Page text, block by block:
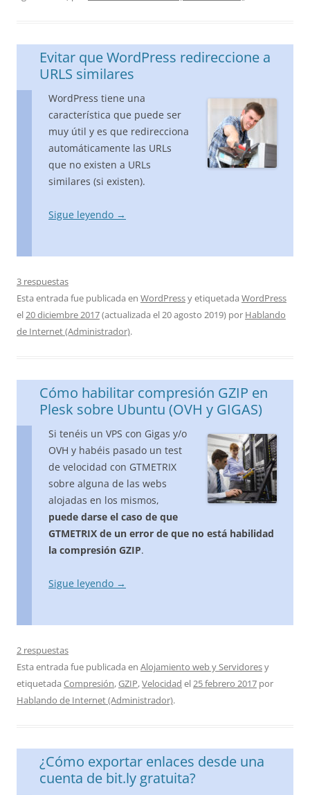
Evitar que WordPress redireccione a
URLS similares
WordPress tiene una
característica que puede ser
muy útil y es que redirecciona
automáticamente las URLs
que no existen a URLs
similares (si existen).
Sigue leyendo →
3 respuestas
Esta entrada fue publicada en WordPressy etiquetada WordPress
el20 diciembre 2017(actualizada el20 agosto 2019) por Hablando
de Internet (Administrador).
Cómo habilitar compresión GZIP en
Plesk sobre Ubuntu (OVH y GIGAS)
Si tenéis un VPS con Gigas y/o
OVH y habéis pasado un test
de velocidad con GTMETRIX
sobre alguna de las webs
alojadas en los mismos,
puede darse el caso de que
GTMETRIX de un error de que no está habilidad
la compresión GZIP.
Sigue leyendo →
2 respuestas
Esta entrada fue publicada en Alojamiento web y Servidoresy
etiquetada Compresión,GZIP,Velocidad el25 febrero 2017 por
Hablando de Internet (Administrador).
¿Cómo exportar enlaces desde una
cuenta de bit.ly gratuita?